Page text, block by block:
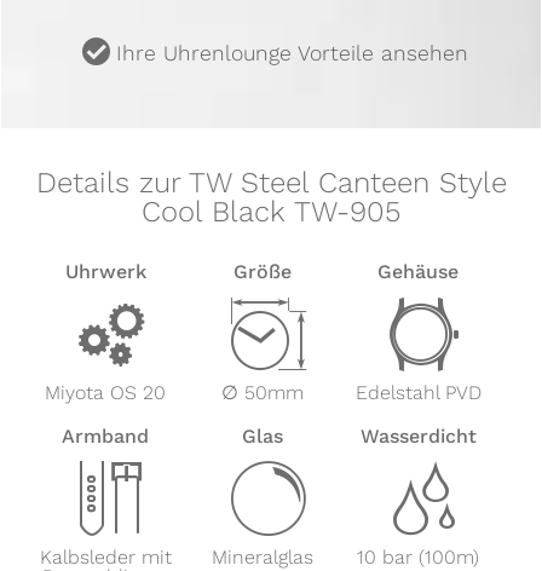
u Ihre Uhrenlounge Vorteile ansehen
Details zur TW Steel Canteen Style
Cool Black TW-905
Uhrwerk
v
Miyota OS 20
Größe
Z
∅ 50mm
Gehäuse
w
Edelstahl PVD
Armband
x
Kalbsleder mit
Glas
y
Mineralglas
Wasserdicht
z
10 bar (100m)